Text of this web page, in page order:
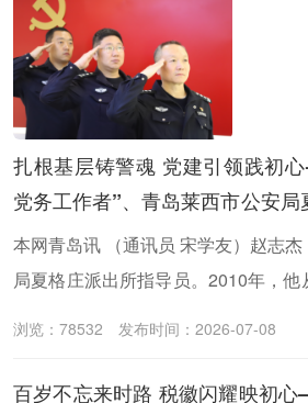
扎根基层铸警魂 党建引领践初
党务工作者”、青岛莱西市公安局
赵志杰
本网青岛讯 （通讯员 宋学友）赵志
局夏格庄派出所指导员。2010年，
浏览：78532 发布时间：2026-07-08
百岁不忘来时路 税徽闪耀映初